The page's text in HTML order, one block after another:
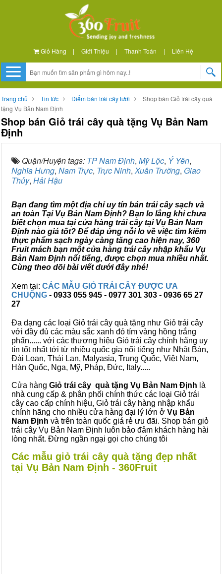
Giỏ Hàng | Giới Thiệu | Thanh Toán | Liên Hệ
Trang chủ Tin tức Điểm bán trái cây tươi
Shop bán Giỏ trái cây quà
tặng Vụ Bản Nam Định
Shop bán Giỏ trái cây quà tặng Vụ Bản Nam
Định
Quận/Huyện tags: TP Nam Định, Mỹ Lộc, Ý Yên,
Nghĩa Hưng, Nam Trực, Trực Ninh,Xuân Trường, Giao
Thủy, Hải Hậu
Bạn đang tìm một địa chỉ uy tín bán trái cây sạch và
an toàn Tại Vụ Bản Nam Định? Bạn lo lắng khi chưa
biết chọn mua tại cửa hàng trái cây tại Vụ Bản Nam
Định nào giá tốt? Để đáp ứng nỗi lo về việc tìm kiếm
thực phẩm sạch ngày càng tăng cao hiện nay, 360
Fruit mách bạn một cửa hàng trái cây nhập khẩu Vụ
Bản Nam Định nổi tiếng, được chọn mua nhiều nhất.
Cùng theo dõi bài viết dưới đây nhé!
Xem tại: CÁC MẪU GIỎ TRÁI CÂY ĐƯỢC ƯA
CHUỘNG - 0933 055 945 - 0977 301 303 - 0936 65 27
27
Đa dạng các loại Giỏ trái cây quà tặng như Giỏ trái cây
với đầy đủ các màu sắc xanh đỏ tím vàng hồng trắng
phấn...... với các thương hiệu Giỏ trái cây chính hãng uy
tín tốt nhất tới từ nhiều quốc gia nổi tiếng như Nhật Bản,
Đài Loan, Thái Lan, Malyasia, Trung Quốc, Việt Nam,
Hàn Quốc, Nga, Mỹ, Pháp, Đức, Italy.....
Cửa hàng Giỏ trái cây quà tặng Vụ Bản Nam Định là
nhà cung cấp & phân phối chính thức các loại Giỏ trái
cây cao cấp chính hiệu, Giỏ trái cây hàng nhập khẩu
chính hãng cho nhiều cửa hàng đại lý lớn ở Vụ Bản
Nam Định và trên toàn quốc giá rẻ ưu đãi. Shop bán giỏ
trái cây Vụ Bản Nam Định luôn bảo đảm khách hàng hài
lòng nhất. Đừng ngần ngại gọi cho chúng tôi
Các mẫu giỏ trái cây quà tặng đẹp nhất
tại Vụ Bản Nam Định - 360Fruit